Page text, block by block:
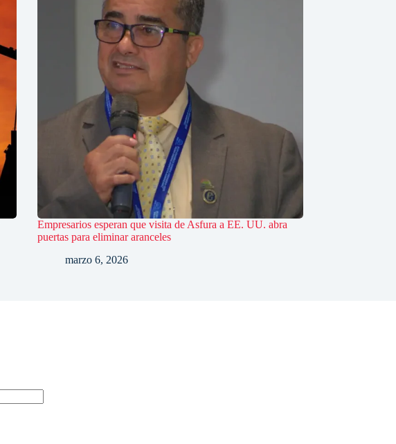
Empresarios esperan que visita de Asfura a EE. UU. abra
puertas para eliminar aranceles
marzo 6, 2026